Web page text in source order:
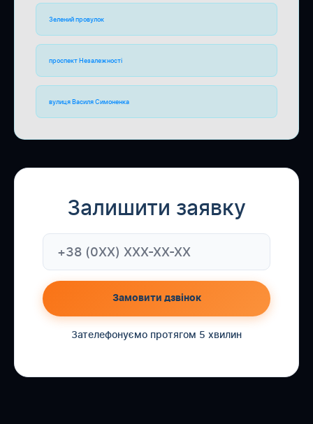
Зелений провулок
проспект Незалежності
вулиця Василя Симоненка
Залишити заявку
Замовити дзвінок
Зателефонуємо протягом 5 хвилин